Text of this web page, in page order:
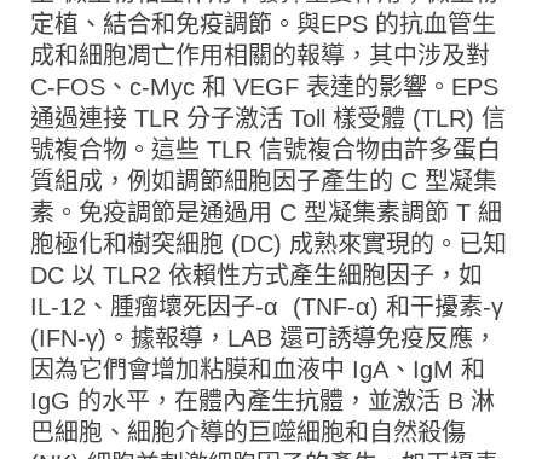
定植、結合和免疫調節。與EPS 的抗血管生
成和細胞凋亡作用相關的報導，其中涉及對
C-FOS、c-Myc 和 VEGF 表達的影響。EPS
通過連接 TLR 分子激活 Toll 樣受體 (TLR) 信
號複合物。這些 TLR 信號複合物由許多蛋白
質組成，例如調節細胞因子產生的 C 型凝集
素。免疫調節是通過用 C 型凝集素調節 T 細
胞極化和樹突細胞 (DC) 成熟來實現的。已知
DC 以 TLR2 依賴性方式產生細胞因子，如
IL-12、腫瘤壞死因子-α (TNF-α) 和干擾素-γ
(IFN-γ)。據報導，LAB 還可誘導免疫反應，
因為它們會增加粘膜和血液中 IgA、IgM 和
IgG 的水平，在體內產生抗體，並激活 B 淋
巴細胞、細胞介導的巨噬細胞和自然殺傷